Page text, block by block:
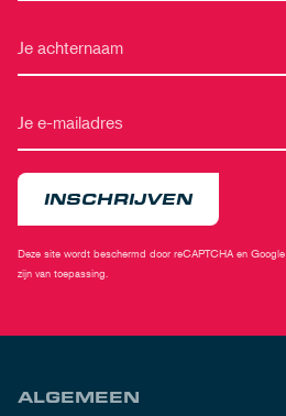
INSCHRIJVEN
Deze site wordt beschermd door reCAPTCHA en Google
zijn van toepassing.
ALGEMEEN